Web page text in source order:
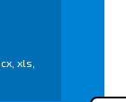
xls,